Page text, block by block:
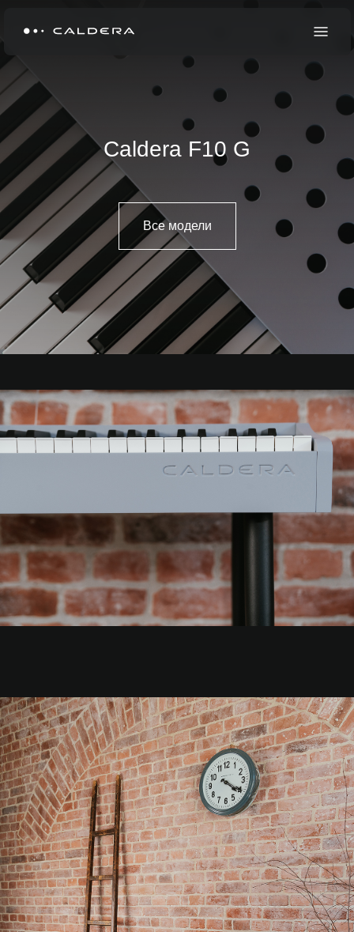
Caldera F10 G
Все модели